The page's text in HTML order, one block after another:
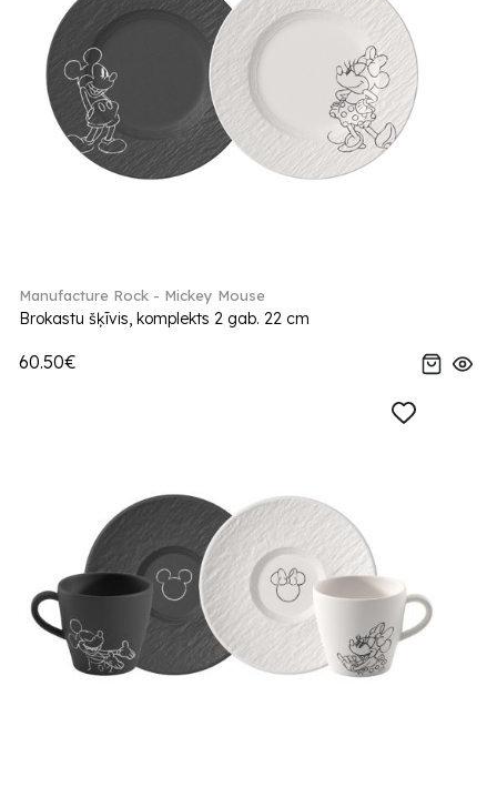
Manufacture Rock - Mickey Mouse
Brokastu šķīvis, komplekts 2 gab. 22 cm
60.50€